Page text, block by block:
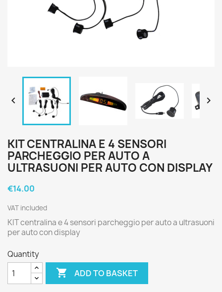
 
KIT CENTRALINA E 4 SENSORI
PARCHEGGIO PER AUTO A
ULTRASUONI PER AUTO CON DISPLAY
€14.00
VAT included
KIT centralina e 4 sensori parcheggio per auto a ultrasuoni
per auto con display
Quantity
 ADD TO BASKET